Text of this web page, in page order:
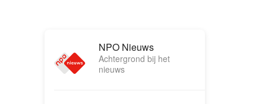
NPO Nieuws
Achtergrond bij het
nieuws